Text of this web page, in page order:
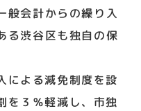
般会計からの繰り入
る渋谷区も独自の保
による減免制度を設
を３％軽減し、市独